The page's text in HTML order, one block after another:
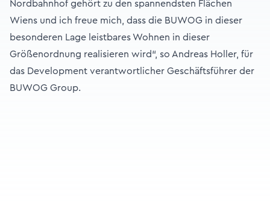
Nordbahnhof gehört zu den spannendsten Flächen
Wiens und ich freue mich, dass die BUWOG in dieser
besonderen Lage leistbares Wohnen in dieser
Größenordnung realisieren wird“, so Andreas Holler, für
das Development verantwortlicher Geschäftsführer der
BUWOG Group.